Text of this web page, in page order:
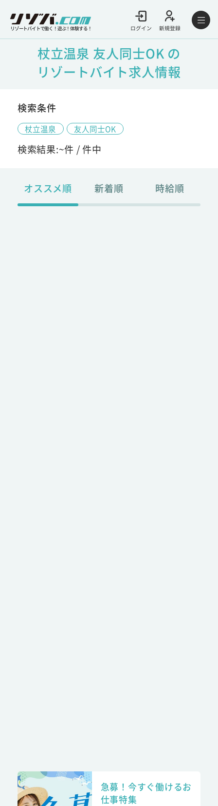
リゾートバイトで働く！遊ぶ！体験する！ ログイン 新規登録
杖立温泉 友人同士OK の
リゾートバイト求人情報
検索条件
杖立温泉 友人同士OK
検索結果:~件 /件中
オススメ順 新着順 時給順
急募！今すぐ働けるお
仕事特集